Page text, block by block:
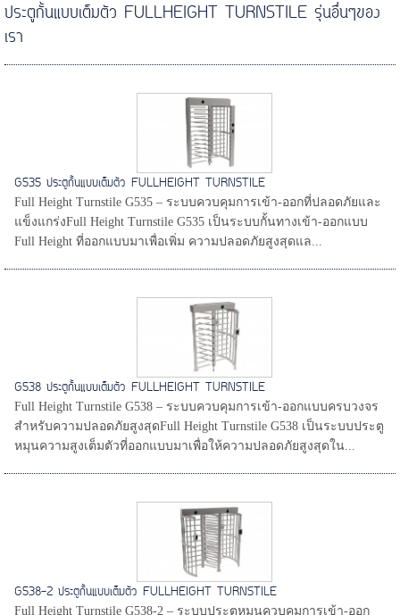
ประตูกั้นแบบเต็มตัว FULLHEIGHT TURNSTILE รุ่นอื่นๆของ
เรา
G535 ประตูกั้นแบบเต็มตัว FULLHEIGHT TURNSTILE
Full Height Turnstile G535 – ระบบควบคุมการเข้า-ออกที่ปลอดภัยและ
แข็งแกร่งFull Height Turnstile G535 เป็นระบบกั้นทางเข้า-ออกแบบ
Full Height ที่ออกแบบมาเพื่อเพิ่ม ความปลอดภัยสูงสุดแล...
G538 ประตูกั้นแบบเต็มตัว FULLHEIGHT TURNSTILE
Full Height Turnstile G538 – ระบบควบคุมการเข้า-ออกแบบครบวงจร
สำหรับความปลอดภัยสูงสุดFull Height Turnstile G538 เป็นระบบประตู
หมุนความสูงเต็มตัวที่ออกแบบมาเพื่อให้ความปลอดภัยสูงสุดใน...
G538-2 ประตูกั้นแบบเต็มตัว FULLHEIGHT TURNSTILE
Full Height Turnstile G538-2 – ระบบประตูหมุนควบคุมการเข้า-ออก